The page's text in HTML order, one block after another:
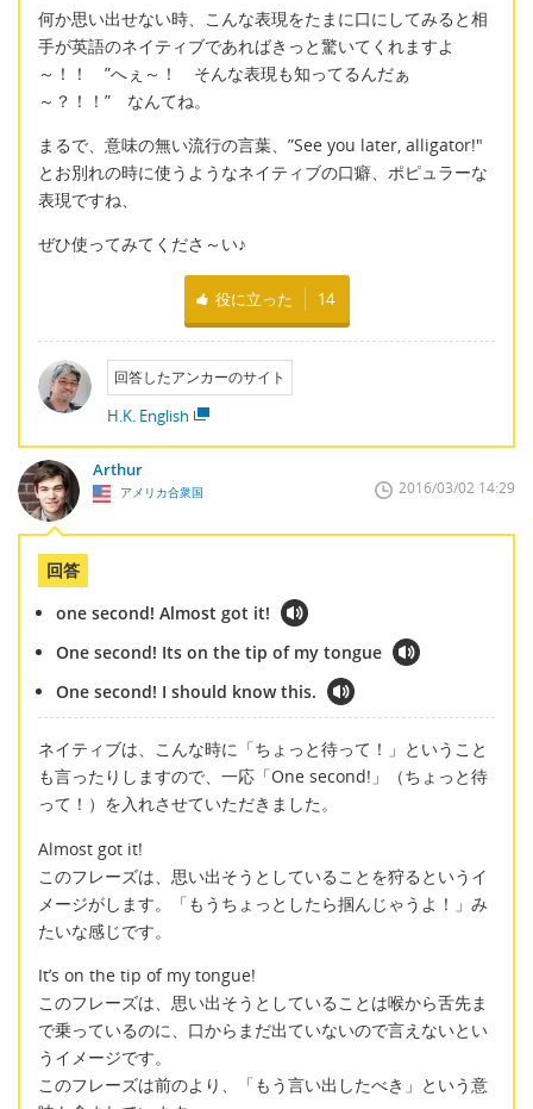
何か思い出せない時、こんな表現をたまに口にしてみると相
手が英語のネイティブであればきっと驚いてくれますよ
～！！ ”へぇ～！ そんな表現も知ってるんだぁ
～？！！” なんてね。
まるで、意味の無い流行の言葉、”See you later, alligator!"
とお別れの時に使うようなネイティブの口癖、ポピュラーな
表現ですね、
ぜひ使ってみてくださ～い♪
役に立った 14
回答したアンカーのサイト
H.K. English
Arthur
アメリカ合衆国 2016/03/02 14:29
回答
one second! Almost got it!
One second! Its on the tip of my tongue
One second! I should know this.
ネイティブは、こんな時に「ちょっと待って！」ということ
も言ったりしますので、一応「One second!」（ちょっと待
って！）を入れさせていただきました。
Almost got it!
このフレーズは、思い出そうとしていることを狩るというイ
メージがします。「もうちょっとしたら掴んじゃうよ！」み
たいな感じです。
It’s on the tip of my tongue!
このフレーズは、思い出そうとしていることは喉から舌先ま
で乗っているのに、口からまだ出ていないので言えないとい
うイメージです。
このフレーズは前のより、「もう言い出したべき」という意